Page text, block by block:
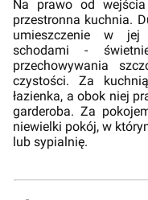
Na prawo od wejścia
przestronna kuchnia.
umieszczenie w
schodami -
przechowywania
czystości. Za
łazienka, a obok niej
garderoba. Za
niewielki pokój, w
lub sypialnię.